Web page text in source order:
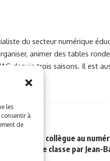
les
à
de
du secteur numérique
animer des tables
depuis trois saisons. Il est
Former un collègue au
de classe par